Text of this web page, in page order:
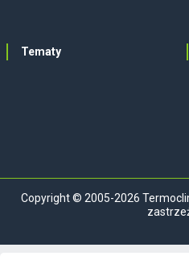
Tematy
Copyright © 2005-2026